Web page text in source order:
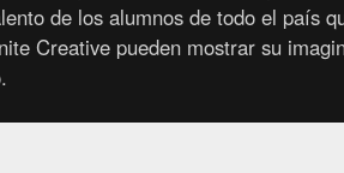
de los alumnos de todo el país
Creative pueden mostrar su